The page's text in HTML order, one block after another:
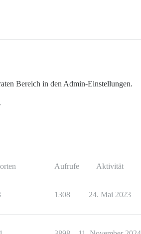
Bereich in den Admin-Einstellungen.
Aufrufe Aktivität
1308 24. Mai 2023